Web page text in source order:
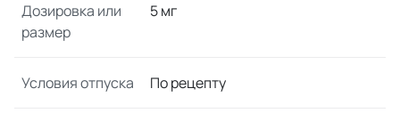
Дозировка или
размер
5 мг
Условия отпуска По рецепту